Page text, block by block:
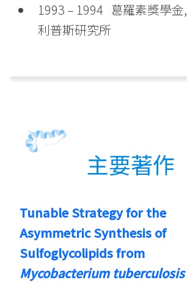
1993 – 1994 葛羅素獎學金
利普斯研究所
主要著作
Tunable Strategy for the
Asymmetric Synthesis of
Sulfoglycolipids from
Mycobacterium tuberculosis